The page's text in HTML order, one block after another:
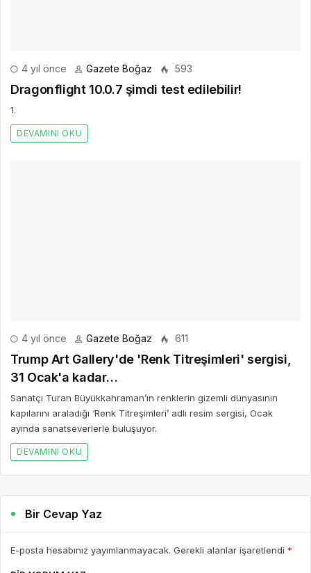
4 yıl önce Gazete Boğaz 593
Dragonflight 10.0.7 şimdi test edilebilir!
1.
DEVAMINI OKU
4 yıl önce Gazete Boğaz 611
Trump Art Gallery'de 'Renk Titreşimleri' sergisi,
31 Ocak'a kadar…
Sanatçı Turan Büyükkahraman’ın renklerin gizemli dünyasının
kapılarını araladığı ‘Renk Titreşimleri’ adlı resim sergisi, Ocak
ayında sanatseverlerle buluşuyor.
DEVAMINI OKU
Bir Cevap Yaz
E-posta hesabınız yayımlanmayacak. Gerekli alanlar işaretlendi *